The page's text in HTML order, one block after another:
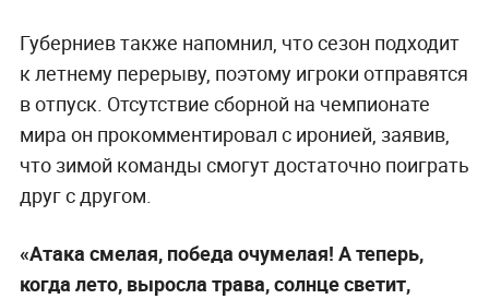
Губерниев также напомнил, что сезон подходит
к летнему перерыву, поэтому игроки отправятся
в отпуск. Отсутствие сборной на чемпионате
мира он прокомментировал с иронией, заявив,
что зимой команды смогут достаточно поиграть
друг с другом.
«Атака смелая, победа очумелая! А теперь,
когда лето, выросла трава, солнце светит,